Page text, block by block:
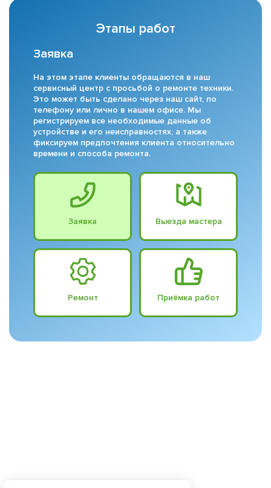
Этапы работ
Заявка
На этом этапе клиенты обращаются в наш
сервисный центр с просьбой о ремонте техники.
Это может быть сделано через наш сайт, по
телефону или лично в нашем офисе. Мы
регистрируем все необходимые данные об
устройстве и его неисправностях, а также
фиксируем предпочтения клиента относительно
времени и способа ремонта.
Заявка Выезда мастера
Ремонт Приёмка работ